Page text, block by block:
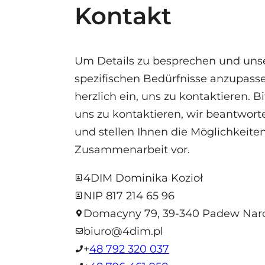
Kontakt
Um Details zu besprechen und
spezifischen Bedürfnisse
herzlich ein, uns zu kontaktieren.
uns zu kontaktieren, wir
und stellen Ihnen die
Zusammenarbeit vor.
4DIM Dominika Kozioł
NIP 817 214 65 96
Domacyny 79, 39-340 Padew
biuro@4dim.pl
+48 792 320 037